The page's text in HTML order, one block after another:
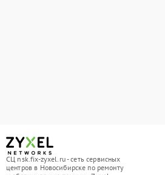
СЦ nsk.fix-zyxel.ru - сеть сервисных
центров в Новосибирске по ремонту